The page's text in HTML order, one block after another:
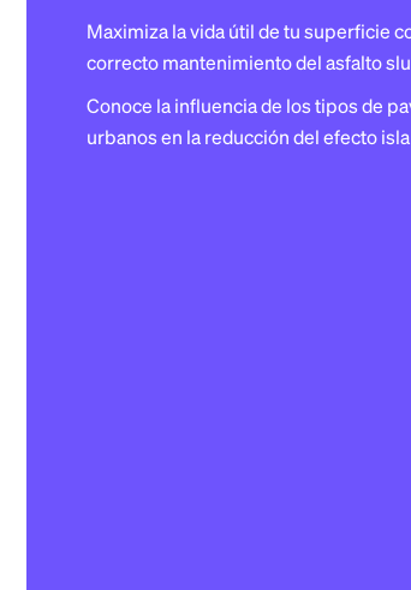
Maximiza la vida útil de tu superficie
correcto mantenimiento del asfalto
Conoce la influencia de los tipos de
urbanos en la reducción del efecto